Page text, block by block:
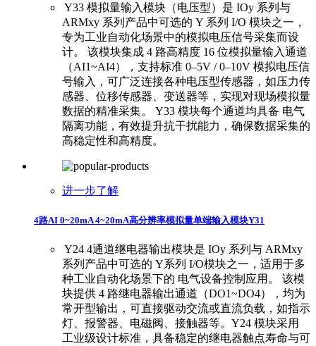
​ ​Y33 模拟量输入模块（电压型）是 IOy 系列与
ARMxy 系列产品中可选的 Y 系列 I/O 模块之一，
专为工业自动化场景中的模拟电压信号采集而设
计。 ​ ​该模块集成 4 路高精度 16 位模拟量输入通道
（AI1~AI4），支持标准 0–5V / 0–10V 模拟电压信
号输入，可广泛连接各种电压型传感器，如压力传
感器、位移传感器、变送器等，实现对现场模拟量
数据的精准采集。 ​ ​Y33 模块每个通道均具备 电气
隔离功能，有效提升抗干扰能力，确保数据采集的
高稳定性和高精度。
进一步了解
4路AI 0~20mA 4~20mA高分辨率模拟量单端输入模块Y31
​ ​Y24 4通道继电器输出模块是 IOy 系列与 ARMxy
系列产品中可选的 Y系列 I/O模块之一，适用于多
种工业自动化场景下的 电气设备控制应用。 ​ ​该模
块提供 4 路继电器输出通道（DO1~DO4），均为
常开型输出，可直接驱动交流或直流负载，如指示
灯、报警器、电磁阀、接触器等。Y24 模块采用
工业级设计标准，具备稳定的继电器触点寿命与可